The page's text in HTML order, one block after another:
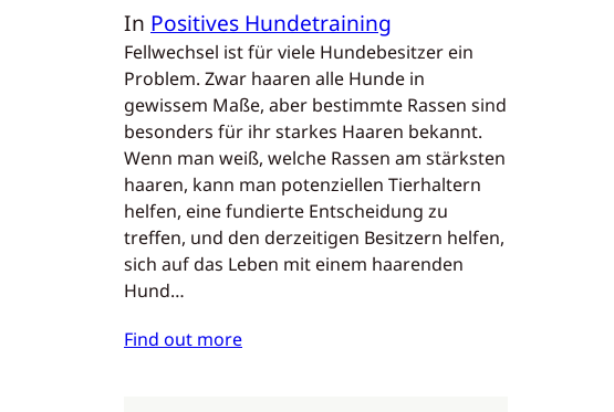
In Positives Hundetraining
Fellwechsel ist für viele Hundebesitzer ein
Problem. Zwar haaren alle Hunde in
gewissem Maße, aber bestimmte Rassen sind
besonders für ihr starkes Haaren bekannt.
Wenn man weiß, welche Rassen am stärksten
haaren, kann man potenziellen Tierhaltern
helfen, eine fundierte Entscheidung zu
treffen, und den derzeitigen Besitzern helfen,
sich auf das Leben mit einem haarenden
Hund…
Find out more